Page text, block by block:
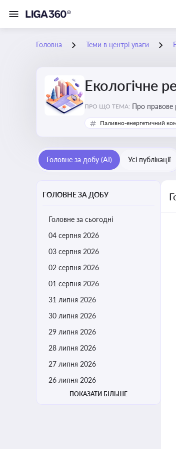
Головна Теми в центрі уваги
Екологічне
ПРО ЩО ТЕМА: Про правове
Паливно-енергетичний
Головне за добу (AI) Усі публікації
ГОЛОВНЕ ЗА ДОБУ
Головне за сьогодні
04 серпня 2026
03 серпня 2026
02 серпня 2026
01 серпня 2026
31 липня 2026
30 липня 2026
29 липня 2026
28 липня 2026
27 липня 2026
26 липня 2026
ПОКАЗАТИ БІЛЬШЕ